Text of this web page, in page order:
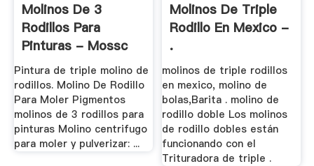
Molinos De 3
Rodillos Para
Pinturas - Mossc
Pintura de triple molino de
rodillos. Molino De Rodillo
Para Moler Pigmentos
molinos de 3 rodillos para
pinturas Molino centrifugo
para moler y pulverizar: ...
Molinos De Triple
Rodillo En Mexico -
.
molinos de triple rodillos
en mexico, molino de
bolas,Barita . molino de
rodillo doble Los molinos
de rodillo dobles están
funcionando con el
Trituradora de triple .